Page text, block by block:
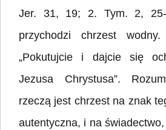
Jer. 31, 19; 2. Tym. 2,
przychodzi chrzest
„Pokutujcie i dajcie się
Jezusa Chrystusa”.
rzeczą jest chrzest na znak
autentyczna, i na